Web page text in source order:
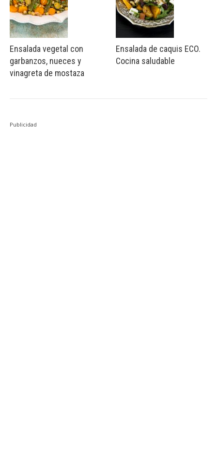
Ensalada vegetal con
garbanzos, nueces y
vinagreta de mostaza
Ensalada de caquis ECO.
Cocina saludable
Publicidad